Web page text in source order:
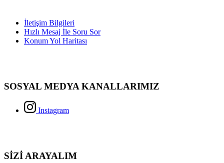
İletişim Bilgileri
Hızlı Mesaj İle Soru Sor
Konum Yol Haritası
SOSYAL MEDYA KANALLARIMIZ
Instagram
SİZİ ARAYALIM